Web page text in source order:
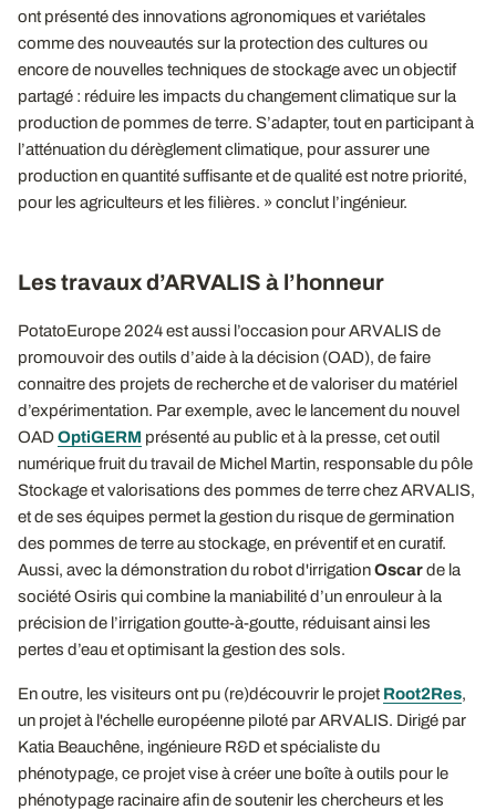
ont présenté des innovations agronomiques et variétales
comme des nouveautés sur la protection des cultures ou
encore de nouvelles techniques de stockage avec un objectif
partagé : réduire les impacts du changement climatique sur la
production de pommes de terre. S’adapter, tout en participant à
l’atténuation du dérèglement climatique, pour assurer une
production en quantité suffisante et de qualité est notre priorité,
pour les agriculteurs et les filières. » conclut l’ingénieur.
Les travaux d’ARVALIS à l’honneur
PotatoEurope 2024 est aussi l’occasion pour ARVALIS de
promouvoir des outils d’aide à la décision (OAD), de faire
connaitre des projets de recherche et de valoriser du matériel
d’expérimentation. Par exemple, avec le lancement du nouvel
OADOptiGERM présenté au public et à la presse, cet outil
numérique fruit du travail de Michel Martin, responsable du pôle
Stockage et valorisations des pommes de terre chez ARVALIS,
et de ses équipes permet la gestion du risque de germination
des pommes de terre au stockage, en préventif et en curatif.
Aussi, avec la démonstration du robot d'irrigationOscarde la
société Osiris qui combine la maniabilité d’un enrouleur à la
précision de l’irrigation goutte-à-goutte, réduisant ainsi les
pertes d’eau et optimisant la gestion des sols.
En outre, les visiteurs ont pu (re)découvrir le projet Root2Res,
un projet à l'échelle européenne piloté par ARVALIS. Dirigé par
Katia Beauchêne, ingénieure R&D et spécialiste du
phénotypage, ce projet vise à créer une boîte à outils pour le
phénotypage racinaire afin de soutenir les chercheurs et les